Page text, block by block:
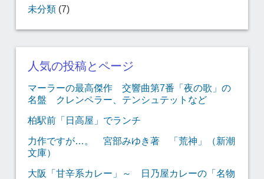
未分類(7)
人気の投稿とページ
マーラーの最高傑作 交響曲第7番「夜の歌」の
名盤 クレンペラー、テンシュテットなど
柏駅前「日高屋」でランチ
力作ですが…。 宮部みゆき著 「荒神」（新潮
文庫）
大阪「甘辛系カレー」～ 日乃屋カレーの「名物